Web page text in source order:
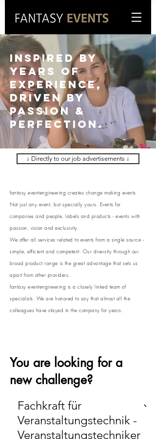
Inspired by
years of
experience,
driven by
passion &
perfection.
↓ Directly to our job advertisements ↓
fantasy eventengineering creates change making events
Not just any event, but specially yours. Events for
companies and people, labels and products - events with
passion, vision and exclusivity.
We offer all services related to events from a single source -
simple, efficient and competent. Our diversity through our
broad product range is the great advantage that sets us
apart from other providers.
fantasy eventengineering is a closely linked team of
specialists. We are honored to say that almost all the
colleagues have stayed in the company for years.
You are looking for a
new challenge?
Fachkraft für
Veranstaltungstechnik -
Veranstaltungstechniker